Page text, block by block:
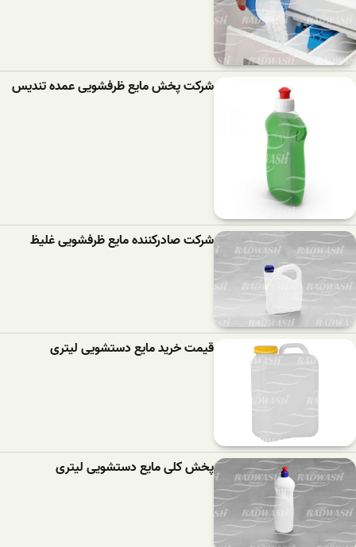
شرکت پخش مایع ظرفشویی عمده تندیس
شرکت صادرکننده مایع ظرفشویی غلیظ
قیمت خرید مایع دستشویی لیتری
پخش کلی مایع دستشویی لیتری